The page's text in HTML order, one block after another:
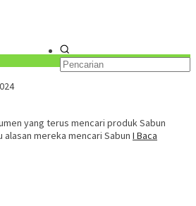
yang terus mencari produk Sabun
mereka mencari Sabun I Baca